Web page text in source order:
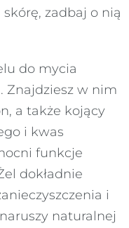
zadbaj o nią
do mycia
. Znajdziesz w nim
a także kojący
i kwas
funkcje
dokładnie
i
naturalnej